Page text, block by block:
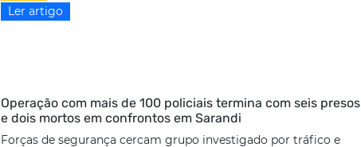
Ler artigo
Operação com mais de 100 policiais termina com seis presos
e dois mortos em confrontos em Sarandi
Forças de segurança cercam grupo investigado por tráfico e